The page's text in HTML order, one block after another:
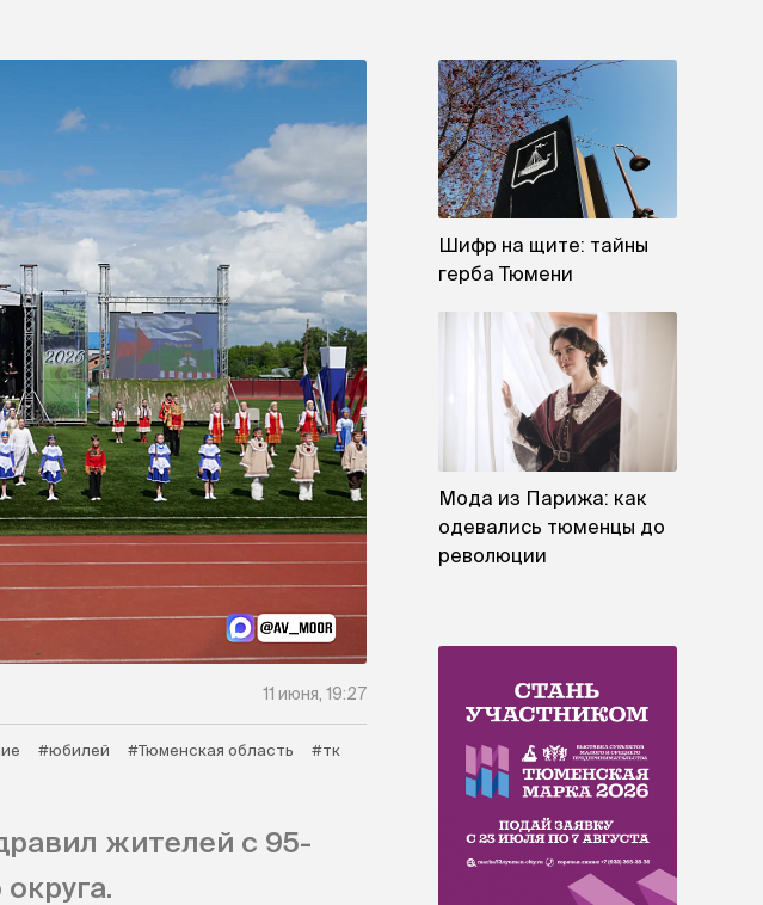
11 июня, 19:27
#юбилей #Тюменская область #тк
жителей с 95-
Шифр на щите: тайны
герба Тюмени
Мода из Парижа: как
одевались тюменцы до
революции